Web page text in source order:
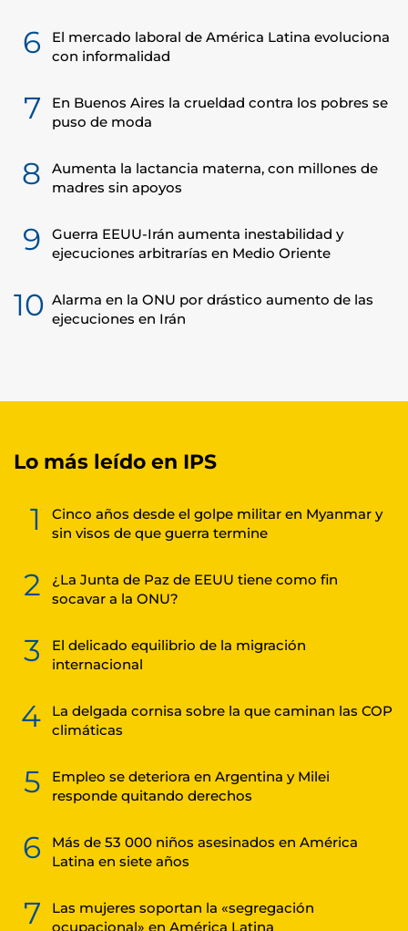
6
El mercado laboral de América Latina evoluciona
con informalidad
7
En Buenos Aires la crueldad contra los pobres se
puso de moda
8
Aumenta la lactancia materna, con millones de
madres sin apoyos
9
Guerra EEUU-Irán aumenta inestabilidad y
ejecuciones arbitrarías en Medio Oriente
10 Alarma en la ONU por drástico aumento de las
ejecuciones en Irán
Lo más leído en IPS
1
Cinco años desde el golpe militar en Myanmar y
sin visos de que guerra termine
2
¿La Junta de Paz de EEUU tiene como fin
socavar a la ONU?
3
El delicado equilibrio de la migración
internacional
4
La delgada cornisa sobre la que caminan las COP
climáticas
5
Empleo se deteriora en Argentina y Milei
responde quitando derechos
6
Más de 53 000 niños asesinados en América
Latina en siete años
7
Las mujeres soportan la «segregación
ocupacional» en América Latina